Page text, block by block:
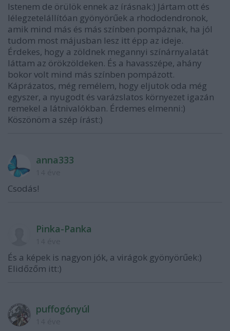
Istenem de örülök ennek az írásnak:) Jártam ott és
lélegzetelállítóan gyönyörűek a rhododendronok,
amik mind más és más színben pompáznak, ha jól
tudom most májusban lesz itt épp az ideje.
Érdekes, hogy a zöldnek megannyi színárnyalatát
láttam az örökzöldeken. És a havasszépe, ahány
bokor volt mind más színben pompázott.
Káprázatos, még remélem, hogy eljutok oda még
egyszer, a nyugodt és varázslatos környezet igazán
remekel a látnivalókban. Érdemes elmenni:)
Köszönöm a szép írást:)
anna333
Csodás!
Pinka-Panka
És a képek is nagyon jók, a virágok gyönyörűek:)
Elidőzőm itt:)
puffogónyúl